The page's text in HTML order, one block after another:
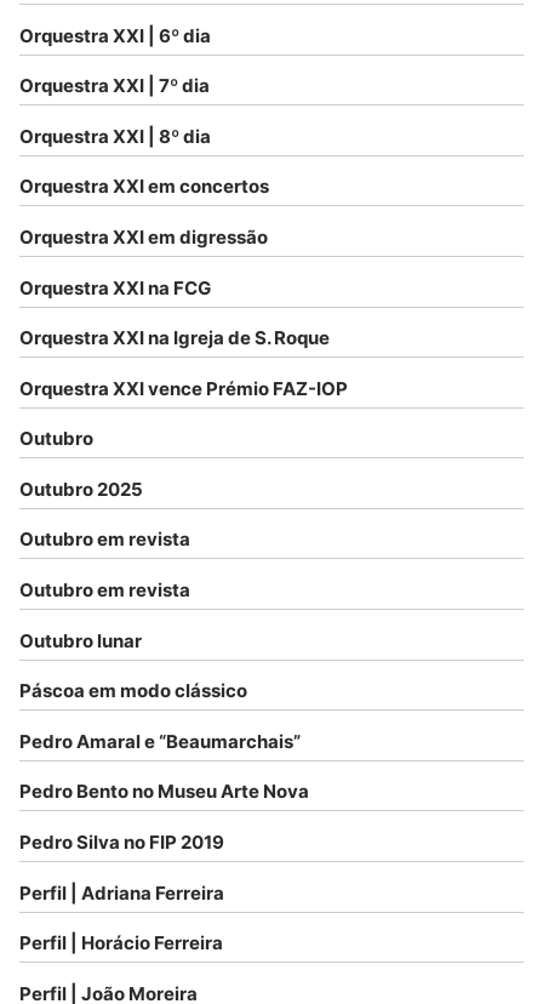
Orquestra XXI | 6º dia
Orquestra XXI | 7º dia
Orquestra XXI | 8º dia
Orquestra XXI em concertos
Orquestra XXI em digressão
Orquestra XXI na FCG
Orquestra XXI na Igreja de S. Roque
Orquestra XXI vence Prémio FAZ-IOP
Outubro
Outubro 2025
Outubro em revista
Outubro em revista
Outubro lunar
Páscoa em modo clássico
Pedro Amaral e “Beaumarchais”
Pedro Bento no Museu Arte Nova
Pedro Silva no FIP 2019
Perfil | Adriana Ferreira
Perfil | Horácio Ferreira
Perfil | João Moreira